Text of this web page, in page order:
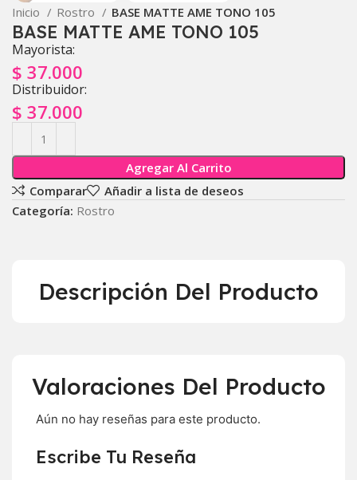
Inicio Rostro BASE MATTE AME TONO 105
BASE MATTE AME TONO 105
Mayorista:
$ 37.000
Distribuidor:
$ 37.000
Agregar Al Carrito
Comparar
Añadir a lista de deseos
Categoría: Rostro
Descripción Del Producto
Valoraciones Del Producto
Aún no hay reseñas para este producto.
Escribe Tu Reseña